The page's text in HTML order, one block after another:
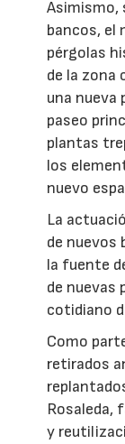
Asimismo,
bancos, el
pérgolas
de la zona
una nueva
paseo
plantas
los
nuevo
La
de nuevos
la fuente
de nuevas
cotidiano
Como
retirados
Rosaleda,
y